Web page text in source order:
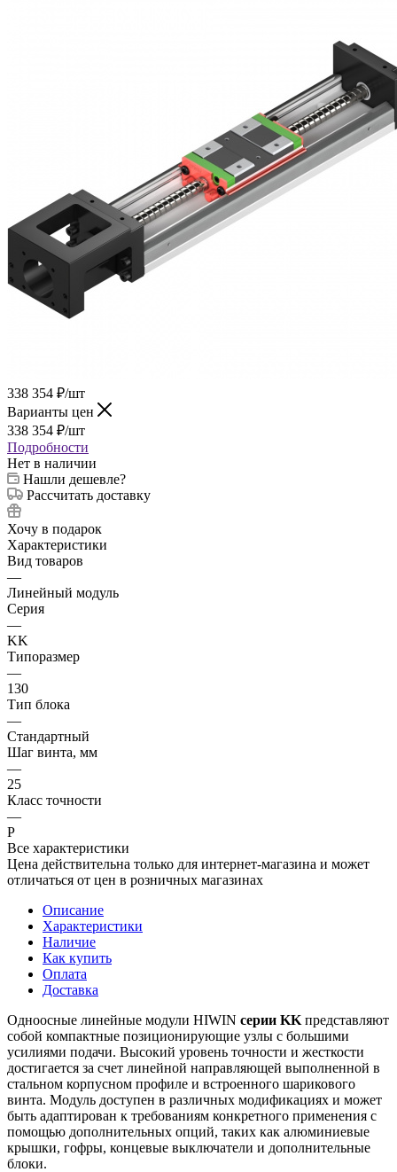
338 354 ₽/шт
Варианты цен
338 354 ₽/шт
Подробности
Нет в наличии
Нашли дешевле?
Рассчитать доставку
Хочу в подарок
Характеристики
Вид товаров
—
Линейный модуль
Серия
—
KK
Типоразмер
—
130
Тип блока
—
Стандартный
Шаг винта, мм
—
25
Класс точности
—
P
Все характеристики
Цена действительна только для интернет-магазина и может
отличаться от цен в розничных магазинах
Описание
Характеристики
Наличие
Как купить
Оплата
Доставка
Одноосные линейные модули HIWIN серии KK представляют
собой компактные позиционирующие узлы с большими
усилиями подачи. Высокий уровень точности и жесткости
достигается за счет линейной направляющей выполненной в
стальном корпусном профиле и встроенного шарикового
винта. Модуль доступен в различных модификациях и может
быть адаптирован к требованиям конкретного применения с
помощью дополнительных опций, таких как алюминиевые
крышки, гофры, концевые выключатели и дополнительные
блоки.